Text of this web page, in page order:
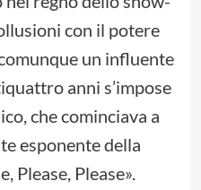
con il potere
un influente
anni s’impose
che cominciava a
esponente della
Please, Please».